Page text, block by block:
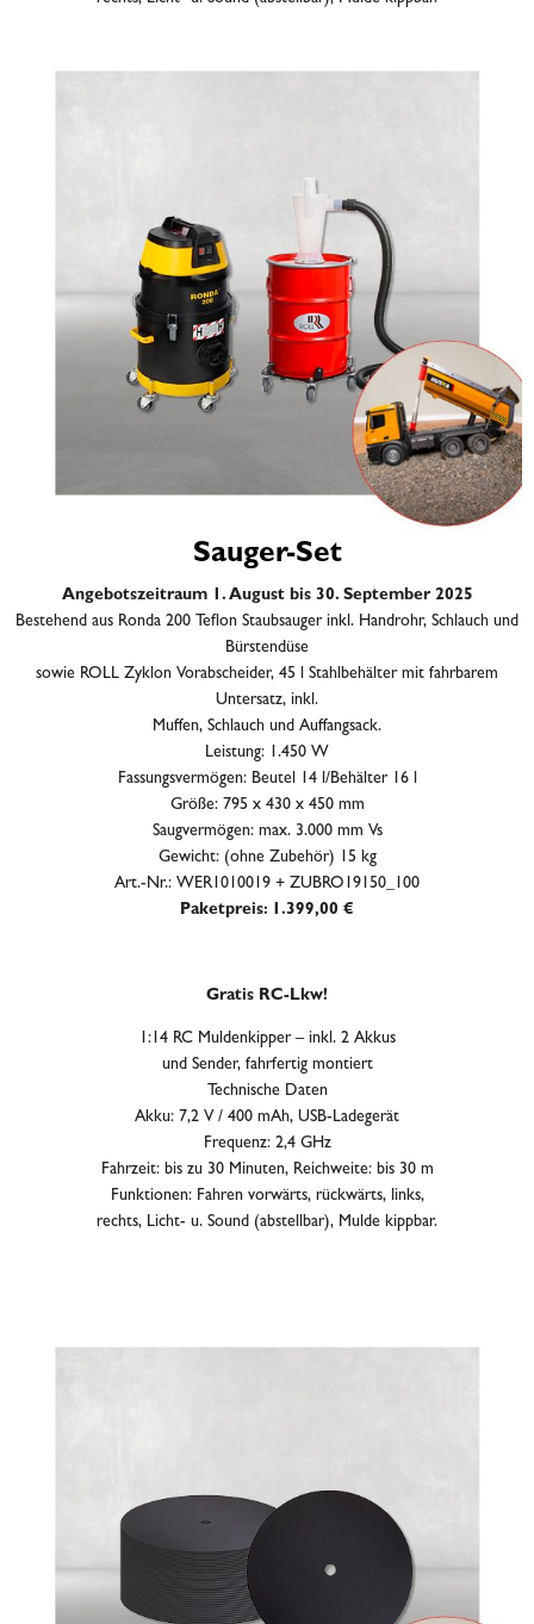
Sauger-Set
Angebotszeitraum 1. August bis 30. September 2025
Bestehend aus Ronda 200 Teflon Staubsauger inkl. Handrohr, Schlauch und
Bürstendüse
sowie ROLL Zyklon Vorabscheider, 45 l Stahlbehälter mit fahrbarem
Untersatz, inkl.
Muffen, Schlauch und Auffangsack.
Leistung: 1.450 W
Fassungsvermögen: Beutel 14 l/Behälter 16 l
Größe: 795 x 430 x 450 mm
Saugvermögen: max. 3.000 mm Vs
Gewicht: (ohne Zubehör) 15 kg
Art.-Nr.: WER1010019 + ZUBRO19150_100
Paketpreis: 1.399,00 €
Gratis RC-Lkw!
1:14 RC Muldenkipper – inkl. 2 Akkus
und Sender, fahrfertig montiert
Technische Daten
Akku: 7,2 V / 400 mAh, USB-Ladegerät
Frequenz: 2,4 GHz
Fahrzeit: bis zu 30 Minuten, Reichweite: bis 30 m
Funktionen: Fahren vorwärts, rückwärts, links,
rechts, Licht- u. Sound (abstellbar), Mulde kippbar.